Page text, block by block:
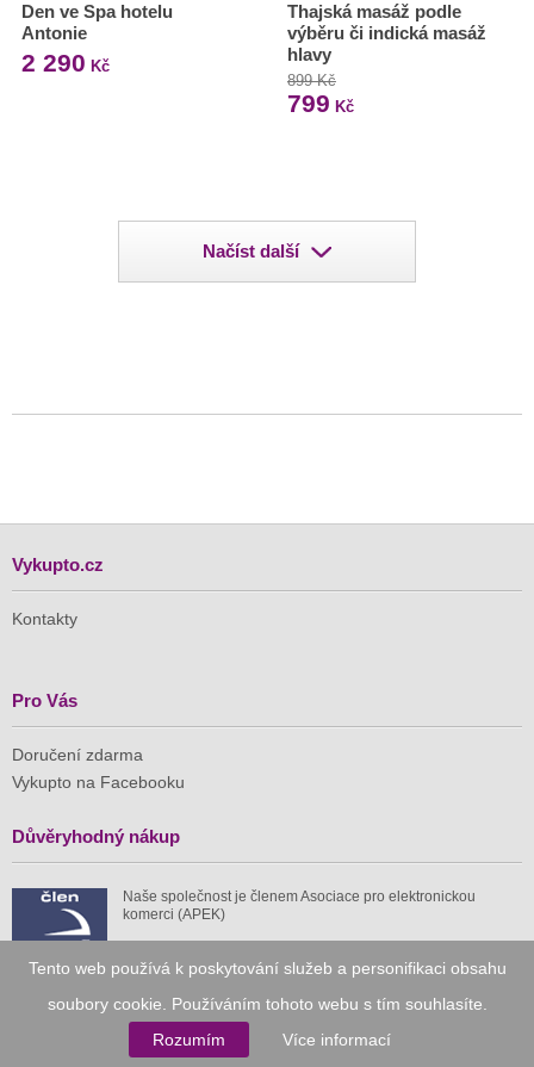
Tento web používá k poskytování služeb a personifikaci obsahu
soubory cookie. Používáním tohoto webu s tím souhlasíte.
Rozumím
Více informací
Den ve Spa hotelu
Antonie
2 290 Kč
Thajská masáž podle
výběru či indická masáž
hlavy
899 Kč
799 Kč
Načíst další
Vykupto.cz
Kontakty
Pro Vás
Doručení zdarma
Vykupto na Facebooku
Důvěryhodný nákup
Naše společnost je členem Asociace pro elektronickou
komerci (APEK)